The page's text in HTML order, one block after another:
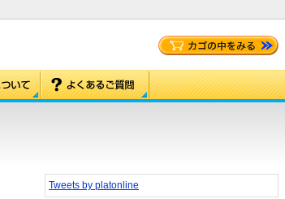
Tweets by platonline